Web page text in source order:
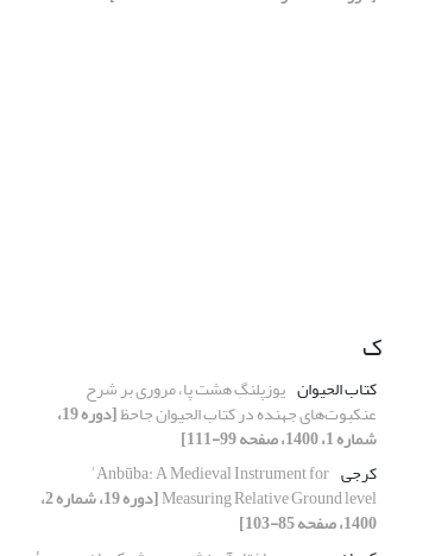
ک
کتاب الحیوان یوزپلنگِ هشت پا، مروری بر شرح
عنکبوت‌های جهنده در کتاب الحیوان جاحظ [دوره 19،
شماره 1، 1400، صفحه 99-111]
کرجی ʾAnbūba: A Medieval Instrument for
Measuring Relative Ground level [دوره 19، شماره 2،
1400، صفحه 85-103]